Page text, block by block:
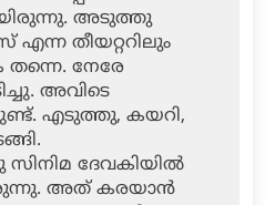
അടുത്തു
തീയറ്ററിലും
നേരേ
അവിടെ
എടുത്തു, കയറി,
ദേവകിയില്‍
അത് കരയാന്‍